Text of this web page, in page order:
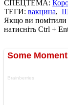
СПЕЦТЕМА:
ТЕГИ: вакцина,
Якщо ви помітили
натисніть Ctrl +